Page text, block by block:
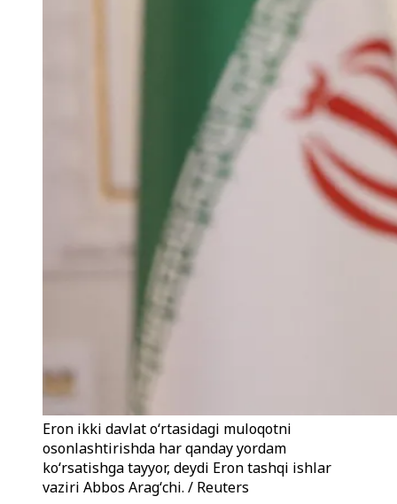
Eron ikki davlat oʻrtasidagi muloqotni
osonlashtirishda har qanday yordam
koʻrsatishga tayyor, deydi Eron tashqi ishlar
vaziri Abbos Aragʻchi. / Reuters